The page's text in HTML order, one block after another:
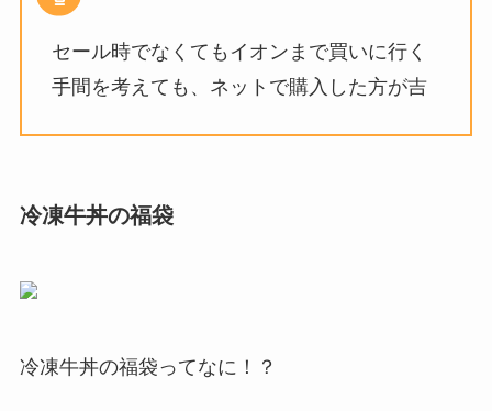
セール時でなくてもイオンまで買いに行く
手間を考えても、ネットで購入した方が吉
冷凍牛丼の福袋
冷凍牛丼の福袋ってなに！？